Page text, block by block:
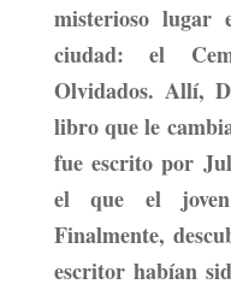
misterioso
ciudad:el
Olvidados. Allí,
libro que le
fue escrito por
el que el joven
Finalmente,
escritor habían